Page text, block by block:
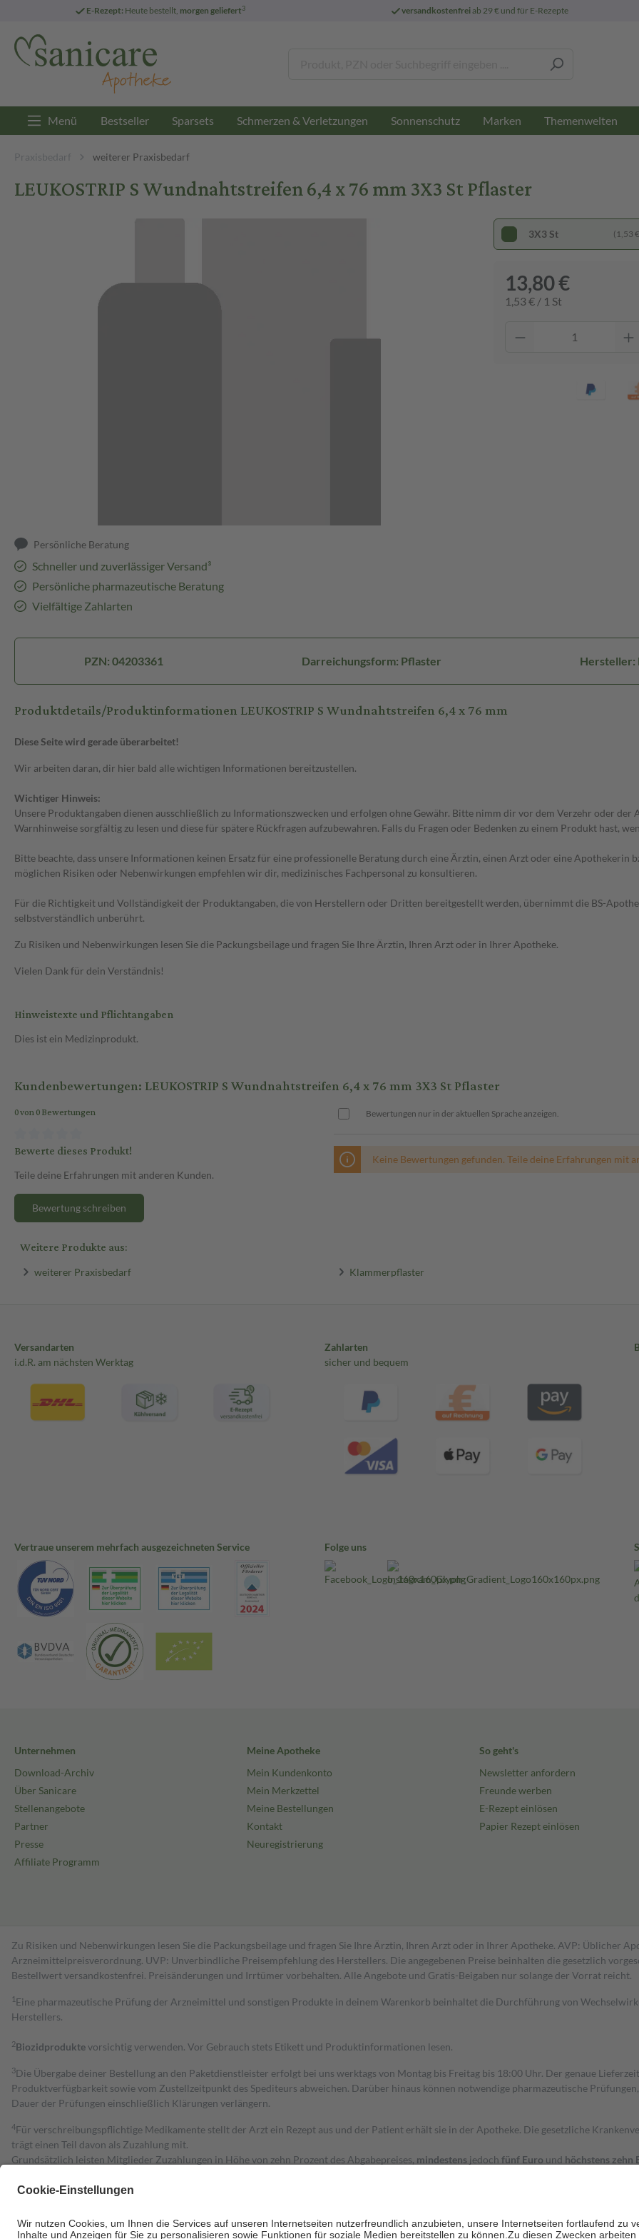
E-Rezept: Heute bestellt, morgen geliefert3 versandkostenfreiab 29 € und für E-Rezepte
Menü Bestseller Sparsets Schmerzen & Verletzungen Sonnenschutz Marken Themenwelten
Praxisbedarf weiterer Praxisbedarf
LEUKOSTRIP S Wundnahtstreifen 6,4 x 76 mm 3X3 St Pflaster
Persönliche Beratung
Schneller und zuverlässiger Versand³
Persönliche pharmazeutische Beratung
Vielfältige Zahlarten
3X3 St (1,53
13,80 €
1,53 € / 1 St
PZN: 04203361 Darreichungsform: Pflaster Hersteller:
Produktdetails/Produktinformationen LEUKOSTRIP S Wundnahtstreifen 6,4 x 76 mm
Diese Seite wird gerade überarbeitet!
Wir arbeiten daran, dir hier bald alle wichtigen Informationen bereitzustellen.
Wichtiger Hinweis:
Unsere Produktangaben dienen ausschließlich zu Informationszwecken und erfolgen ohne Gewähr. Bitte nimm dir vor dem Verzehr oder
Warnhinweise sorgfältig zu lesen und diese für spätere Rückfragen aufzubewahren. Falls du Fragen oder Bedenken zu einem Produkt hast,
Bitte beachte, dass unsere Informationen keinen Ersatz für eine professionelle Beratung durch eine Ärztin, einen Arzt oder eine Apothekerin
möglichen Risiken oder Nebenwirkungen empfehlen wir dir, medizinisches Fachpersonal zu konsultieren.
Für die Richtigkeit und Vollständigkeit der Produktangaben, die von Herstellern oder Dritten bereitgestellt werden, übernimmt die BS-
selbstverständlich unberührt.
Zu Risiken und Nebenwirkungen lesen Sie die Packungsbeilage und fragen Sie Ihre Ärztin, Ihren Arzt oder in Ihrer Apotheke.
Vielen Dank für dein Verständnis!
Hinweistexte und Pflichtangaben
Dies ist ein Medizinprodukt.
Kundenbewertungen: LEUKOSTRIP S Wundnahtstreifen 6,4 x 76 mm 3X3 St Pflaster
0 von 0 Bewertungen
Bewerte dieses Produkt!
Teile deine Erfahrungen mit anderen Kunden.
Bewertung schreiben
Bewertungen nur in der aktuellen Sprache anzeigen.
Keine Bewertungen gefunden. Teile deine Erfahrungen mit
Weitere Produkte aus:
weiterer Praxisbedarf Klammerpflaster
Versandarten
i.d.R. am nächsten Werktag
Zahlarten
sicher und bequem
Vertraue unserem mehrfach ausgezeichneten Service Folge uns
Unternehmen
Download-Archiv
Über Sanicare
Stellenangebote
Partner
Presse
Affiliate Programm
Meine Apotheke
Mein Kundenkonto
Mein Merkzettel
Meine Bestellungen
Kontakt
Neuregistrierung
So geht's
Newsletter anfordern
Freunde werben
E-Rezept einlösen
Papier Rezept einlösen
Zu Risiken und Nebenwirkungen lesen Sie die Packungsbeilage und fragen Sie Ihre Ärztin, Ihren Arzt oder in Ihrer Apotheke. AVP: Üblicher
Arzneimittelpreisverordnung. UVP: Unverbindliche Preisempfehlung des Herstellers. Die angegebenen Preise beinhalten die gesetzlich
Bestell­wert versand­kosten­frei. Preisänderungen und Irrtümer vorbehalten. Alle Angebote und Gratis-Beigaben nur solange der Vorrat reicht.
1 Eine pharmazeutische Prüfung der Arzneimittel und sonstigen Produkte in deinem Warenkorb beinhaltet die Durchführung von
Herstellers.
2Biozidproduktevorsichtig verwenden. Vor Gebrauch stets Etikett und Produktinformationen lesen.
3Die Übergabe deiner Bestellung an den Paketdienstleister erfolgt bei uns werktags von Montag bis Freitag bis 18:00 Uhr. Der genaue
Produktverfügbarkeit sowie vom Zustellzeitpunkt des Spediteurs abweichen. Darüber hinaus können notwendige pharmazeutische
Dauer der Prüfungen einschließlich Klärungen verlängern.
4Für verschreibungspflichtige Medikamente stellt der Arzt ein Rezept aus und der Patient erhält sie in der Apotheke. Die gesetzliche
trägt einen Teil davon als Zuzahlung mit.
Grundsätzlich leisten Mitglieder Zuzahlungen in Höhe von zehn Prozent des Abgabepreises, mindestens jedoch fünf Euro und höchstens zehn
Diese Regeln gelten grundsätzlich auch für Online-Apotheken.
Um das Engagement der Versicherten für ihre eigene Gesundheit zu stärken und die besondere Stellung der Familie zu unterstützen, fallen
• Kindern und Jugendlichen bis zum vollendeten 18. Lebensjahr mit Ausnahme der Fahrkosten